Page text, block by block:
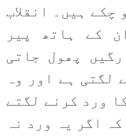
ہیں۔ انقلاب
کے ہاتھ پیر
پھول جاتی
لگتی ہے اور وہ
ورد کرنے لگتے
اگر یہ ورد نہ